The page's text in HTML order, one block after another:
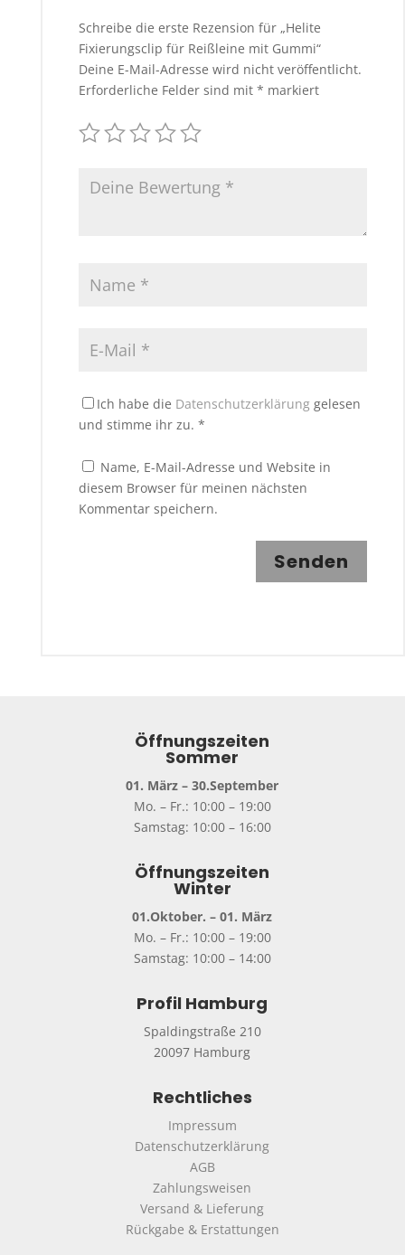
Schreibe die erste Rezension für „Helite
Fixierungsclip für Reißleine mit Gummi“
Deine E-Mail-Adresse wird nicht veröffentlicht.
Erforderliche Felder sind mit * markiert
Ich habe die Datenschutzerklärunggelesen
und stimme ihr zu. *
Name, E-Mail-Adresse und Website in
diesem Browser für meinen nächsten
Kommentar speichern.
Senden
Öffnungszeiten
Sommer
01. März – 30.September
Mo. – Fr.: 10:00 – 19:00
Samstag: 10:00 – 16:00
Öffnungszeiten
Winter
01.Oktober. – 01. März
Mo. – Fr.: 10:00 – 19:00
Samstag: 10:00 – 14:00
Profil Hamburg
Spaldingstraße 210
20097 Hamburg
Rechtliches
Impressum
Datenschutzerklärung
AGB
Zahlungsweisen
Versand & Lieferung
Rückgabe & Erstattungen